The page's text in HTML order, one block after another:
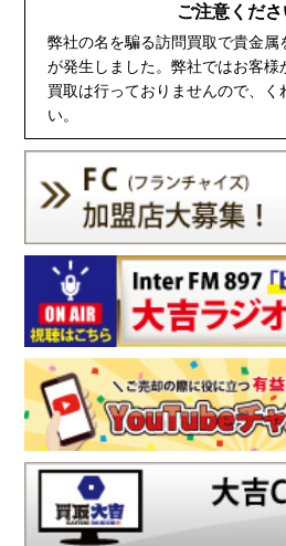
ご注意くださ
弊社の名を騙る訪問買取で貴金属
が発生しました。弊社ではお客様
買取は行っておりませんので、く
い。